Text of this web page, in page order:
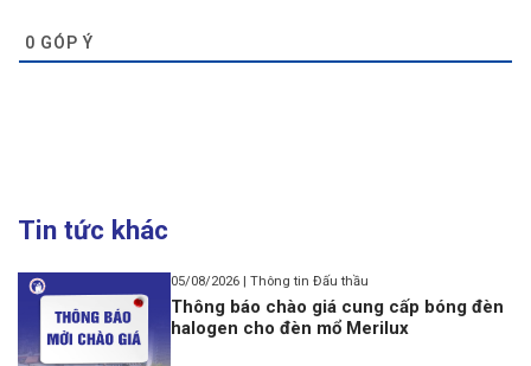
0 GÓP Ý
Tin tức khác
05/08/2026 | Thông tin Đấu thầu
Thông báo chào giá cung cấp bóng đèn
halogen cho đèn mổ Merilux